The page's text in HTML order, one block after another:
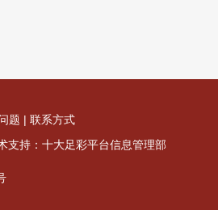
题 | 联系方式
支持：十大足彩平台信息管理部